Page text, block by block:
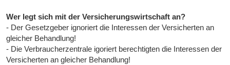
Wer legt sich mit der Versicherungswirtschaft an?
- Der Gesetzgeber ignoriert die Interessen der Versicherten an
gleicher Behandlung!
- Die Verbraucherzentrale igoriert berechtigten die Interessen der
Versicherten an gleicher Behandlung!